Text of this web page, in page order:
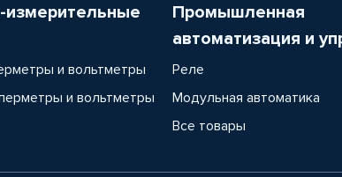
измерительные
и вольтметры
и вольтметры
Промышленная
автоматизация и
Реле
Модульная автоматика
Все товары